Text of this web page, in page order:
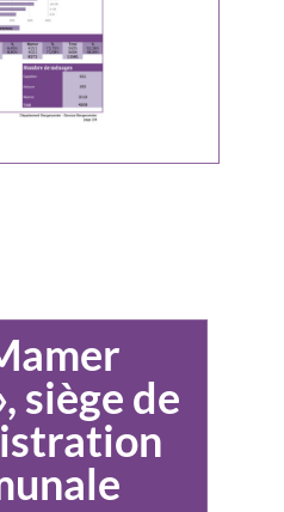
siège de